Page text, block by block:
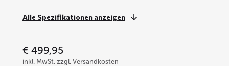
Alle Spezifikationen anzeigen
€ 499,95
inkl. MwSt, zzgl. Versandkosten